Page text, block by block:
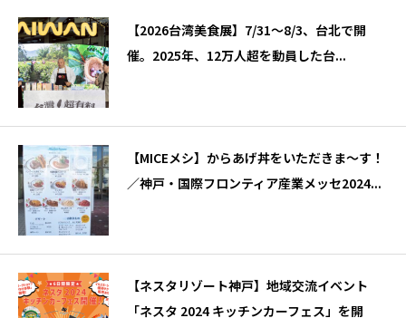
【2026台湾美食展】7/31～8/3、台北で開
催。2025年、12万人超を動員した台...
【MICEメシ】からあげ丼をいただきま～す！
／神戸・国際フロンティア産業メッセ2024...
【ネスタリゾート神戸】地域交流イベント
「ネスタ 2024 キッチンカーフェス」を開